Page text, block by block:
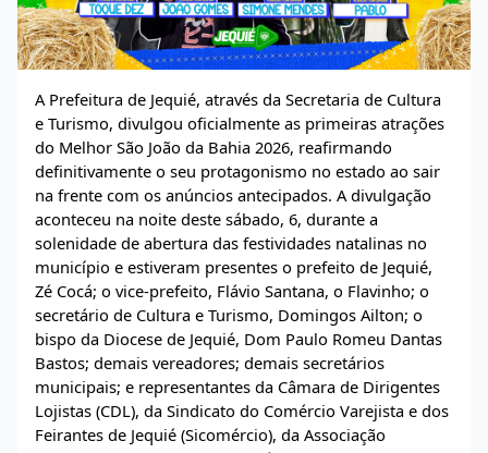
A Prefeitura de Jequié, através da Secretaria de Cultura
e Turismo, divulgou oficialmente as primeiras atrações
do Melhor São João da Bahia 2026, reafirmando
definitivamente o seu protagonismo no estado ao sair
na frente com os anúncios antecipados. A divulgação
aconteceu na noite deste sábado, 6, durante a
solenidade de abertura das festividades natalinas no
município e estiveram presentes o prefeito de Jequié,
Zé Cocá; o vice-prefeito, Flávio Santana, o Flavinho; o
secretário de Cultura e Turismo, Domingos Ailton; o
bispo da Diocese de Jequié, Dom Paulo Romeu Dantas
Bastos; demais vereadores; demais secretários
municipais; e representantes da Câmara de Dirigentes
Lojistas (CDL), da Sindicato do Comércio Varejista e dos
Feirantes de Jequié (Sicomércio), da Associação